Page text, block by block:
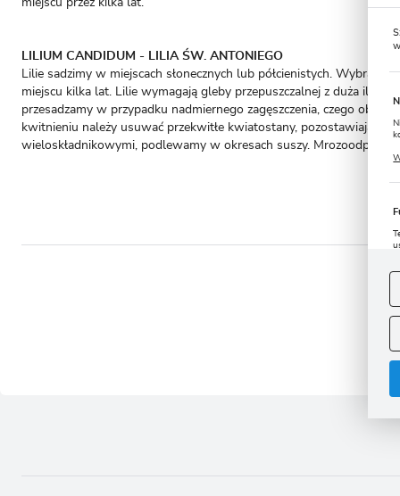
miejscu przez kilka lat.
LILIUM CANDIDUM - LILIA ŚW. ANTONIEGO
Lilie sadzimy w miejscach słonecznych lub półcienistych.
miejscu kilka lat. Lilie wymagają gleby przepuszczalnej z duża
przesadzamy w przypadku nadmiernego zagęszczenia, czego
kwitnieniu należy usuwać przekwitłe kwiatostany, pozostawiając
wieloskładnikowymi, podlewamy w okresach suszy.